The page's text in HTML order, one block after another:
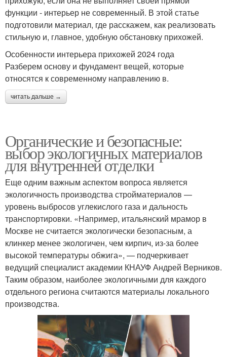
функции - интерьер не современный. В этой статье
подготовили материал, где расскажем, как реализовать
стильную и, главное, удобную обстановку прихожей.
Особенности интерьера прихожей 2024 года
Разберем основу и фундамент вещей, которые
относятся к современному направлению в.
читать дальше →
Органические и безопасные:
выбор экологичных материалов
для внутренней отделки
Еще одним важным аспектом вопроса является
экологичность производства стройматериалов —
уровень выбросов углекислого газа и дальность
транспортировки. «Например, итальянский мрамор в
Москве не считается экологически безопасным, а
клинкер менее экологичен, чем кирпич, из-за более
высокой температуры обжига», — подчеркивает
ведущий специалист академии КНАУФ Андрей Верников.
Таким образом, наиболее экологичными для каждого
отдельного региона считаются материалы локального
производства.